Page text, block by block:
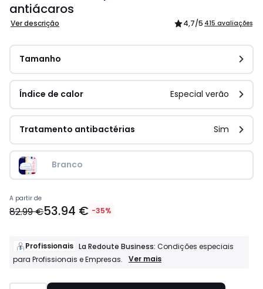
antiácaros
Ver descrição 4,7/5 415 avaliações
Tamanho
Índice de calor Especial verão
Tratamento antibactérias Sim
Branco
Preço
a
53.94
€
vez
A partir de
82.99 €53.94 € -35%
Profissionais La Redoute Business: Condições especiais
para Profissionais e Empresas.
Profissionais
Ver mais